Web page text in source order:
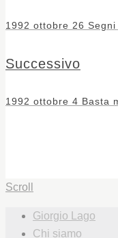
1992 ottobre 26
Successivo
1992 ottobre 4 Basta
Scroll
Giorgio Lago
Chi siamo